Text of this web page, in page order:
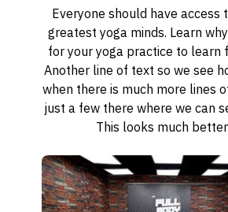
Everyone should have access
greatest yoga minds. Learn
for your yoga practice to learn
Another line of text so we see
when there is much more lines
just a few there where we can
This looks much